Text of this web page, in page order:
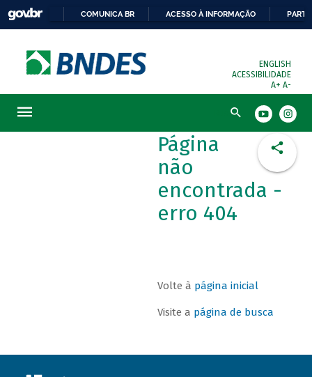
COMUNICA BR ACESSO À INFORMAÇÃO
ENGLISH
ACESSIBILIDADE
A+ A-
Busca
Página
não
encontrada -
erro 404
Volte à página inicial
Visite a página de busca